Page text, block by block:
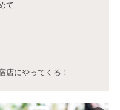
て
店にやってくる！